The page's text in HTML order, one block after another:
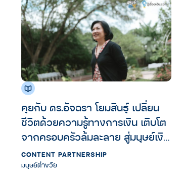
คุยกับ ดร.อัจฉรา โยมสินธุ์ เปลี่ยน
ชีวิตด้วยความรู้ทางการเงิน เติบโต
จากครอบครัวล้มละลาย สู่มนุษย์เงิน
เดือนที่มีความมั่นคงทางการเงิน
CONTENT PARTNERSHIP
มนุษย์ต่างวัย